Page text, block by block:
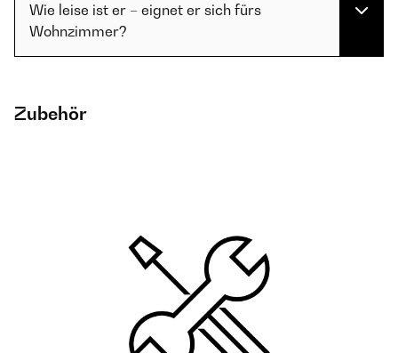
Wie leise ist er – eignet er sich fürs
Wohnzimmer?
Zubehör